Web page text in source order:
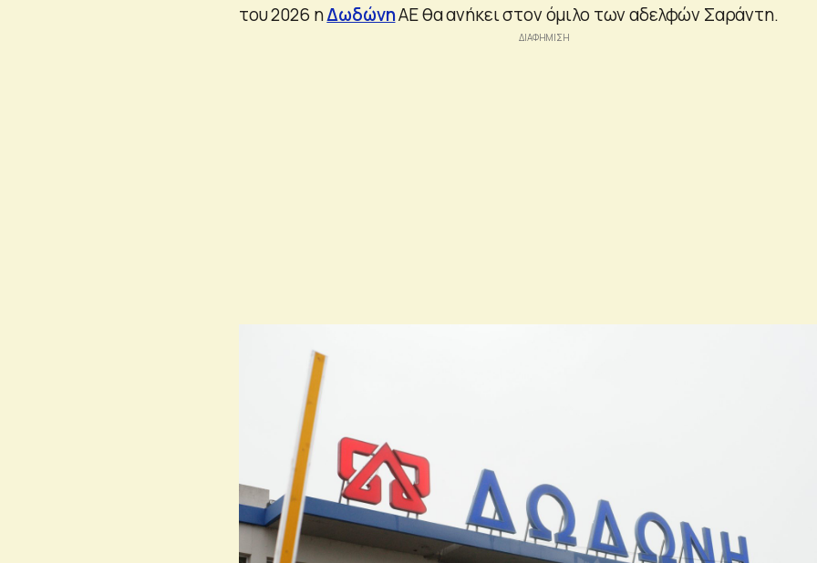
του 2026 ηΔωδώνηΑΕ θα ανήκει στον όμιλο των αδελφών Σαράντη.